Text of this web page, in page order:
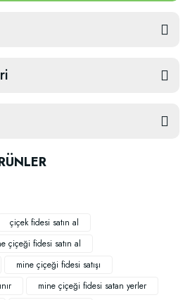
çiçek fidesi satın al
çiçeği fidesi satın al
mine çiçeği fidesi satışı
mine çiçeği fidesi satan yerler